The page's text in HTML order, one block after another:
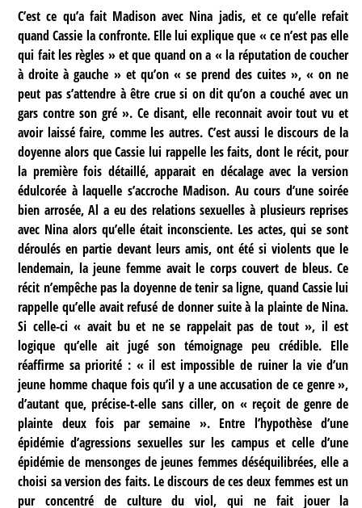
C’est ce qu’a fait Madison avec Nina jadis, et ce qu’elle refait
quand Cassie la confronte. Elle lui explique que « ce n’est pas elle
qui fait les règles » et que quand on a « la réputation de coucher
à droite à gauche » et qu’on « se prend des cuites », « on ne
peut pas s’attendre à être crue si on dit qu’on a couché avec un
gars contre son gré ». Ce disant, elle reconnait avoir tout vu et
avoir laissé faire, comme les autres. C’est aussi le discours de la
doyenne alors que Cassie lui rappelle les faits, dont le récit, pour
la première fois détaillé, apparait en décalage avec la version
édulcorée à laquelle s’accroche Madison. Au cours d’une soirée
bien arrosée, Al a eu des relations sexuelles à plusieurs reprises
avec Nina alors qu’elle était inconsciente. Les actes, qui se sont
déroulés en partie devant leurs amis, ont été si violents que le
lendemain, la jeune femme avait le corps couvert de bleus. Ce
récit n’empêche pas la doyenne de tenir sa ligne, quand Cassie lui
rappelle qu’elle avait refusé de donner suite à la plainte de Nina.
Si celle-ci « avait bu et ne se rappelait pas de tout », il est
logique qu’elle ait jugé son témoignage peu crédible. Elle
réaffirme sa priorité : « il est impossible de ruiner la vie d’un
jeune homme chaque fois qu’il y a une accusation de ce genre »,
d’autant que, précise-t-elle sans ciller, on « reçoit de genre de
plainte deux fois par semaine ». Entre l’hypothèse d’une
épidémie d’agressions sexuelles sur les campus et celle d’une
épidémie de mensonges de jeunes femmes déséquilibrées, elle a
choisi sa version des faits. Le discours de ces deux femmes est un
pur concentré de culture du viol, qui ne fait jouer la